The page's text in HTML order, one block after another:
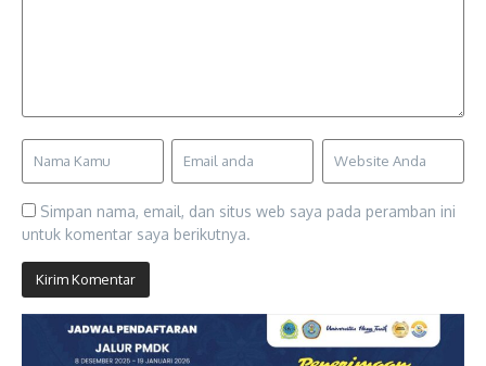
Simpan nama, email, dan situs web saya pada peramban ini
untuk komentar saya berikutnya.